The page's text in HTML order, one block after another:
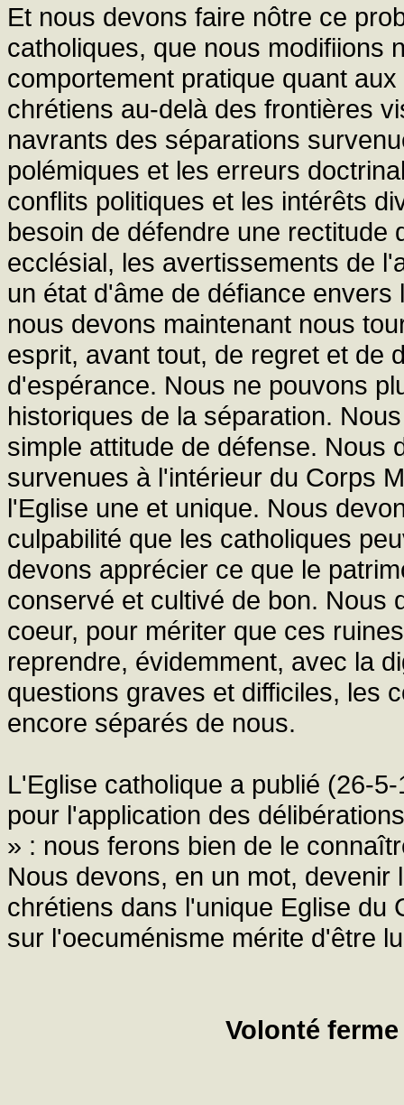
Et nous devons faire nôtre ce
catholiques, que nous modifiions
comportement pratique quant
chrétiens au-delà des frontières
navrants des séparations
polémiques et les erreurs
conflits politiques et les intérêts
besoin de défendre une
ecclésial, les avertissements de
un état d'âme de défiance
nous devons maintenant nous
esprit, avant tout, de regret et de
d'espérance. Nous ne pouvons
historiques de la séparation.
simple attitude de défense. Nous
survenues à l'intérieur du Corps
l'Eglise une et unique. Nous
culpabilité que les catholiques
devons apprécier ce que le
conservé et cultivé de bon. Nous
coeur, pour mériter que ces
reprendre, évidemment, avec la
questions graves et difficiles, les
encore séparés de nous.
L'Eglise catholique a publié (26-
pour l'application des
» : nous ferons bien de le
Nous devons, en un mot,
chrétiens dans l'unique Eglise du
sur l'oecuménisme mérite d'être
Volonté